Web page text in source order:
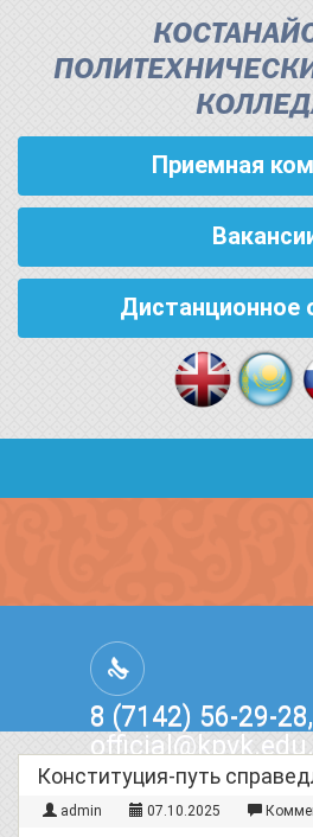
Приемная
Дистанционное
8 (7142) 56-29-28,
г.Костанай, Проспект
Батыра, 3
Конституция-путь
admin 07.10.2025